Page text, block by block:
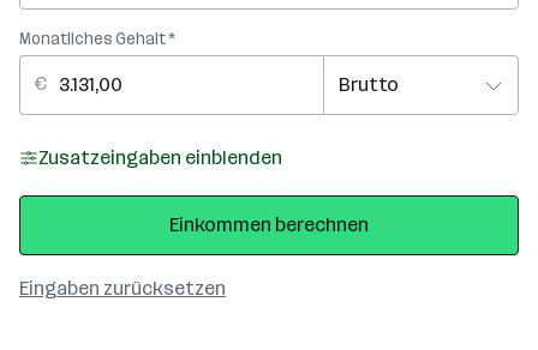
Monatliches Gehalt *
Zusatzeingaben einblenden
Eingaben zurücksetzen
Einkommen berechnen